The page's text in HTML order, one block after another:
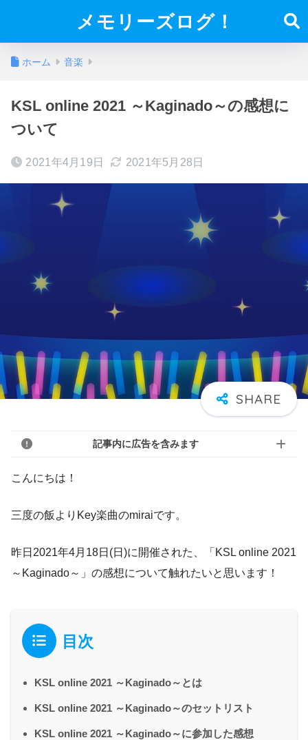
メモリーズログ！
ホーム 音楽
KSL online 2021 ～Kaginado～の感想に
ついて
2021年4月19日 2021年5月28日
記事内に広告を含みます
こんにちは！
三度の飯よりKey楽曲のmiraiです。
昨日2021年4月18日(日)に開催された、「KSL online 2021
～Kaginado～」の感想について触れたいと思います！
目次
KSL online 2021 ～Kaginado～とは
KSL online 2021 ～Kaginado～のセットリスト
KSL online 2021 ～Kaginado～に参加した感想